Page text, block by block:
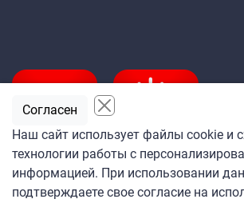
Подпишитесь
на ежедневную рассылку
Наш сайт использует файлы cookie и
технологии работы с
информацией. При использовании
подтверждаете свое согласие на
Согласен